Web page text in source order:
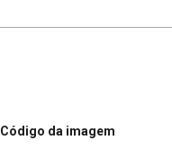
Código da imagem